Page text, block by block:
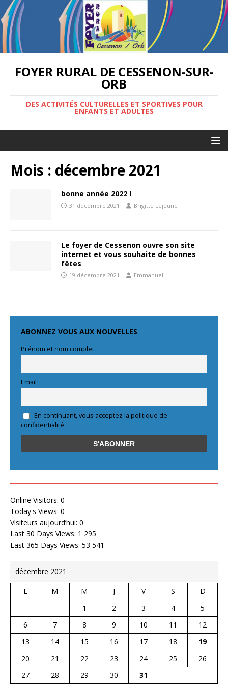
FOYER RURAL DE CESSENON-SUR-
ORB
DES ACTIVITÉS CULTURELLES ET SPORTIVES POUR
ENFANTS ET ADULTES
Mois : décembre 2021
bonne année 2022 !
31 décembre 2021 Brigitte Lejeune
Le foyer de Cessenon ouvre son site
internet et vous souhaite de bonnes
fêtes
19 décembre 2021 Emmanuel
ABONNEZ VOUS AUX NOUVELLES
Prénom et nom complet
Email
En continuant, vous acceptez la politique de
confidentialité
Online Visitors: 0
Today's Views: 0
Visiteurs aujourd’hui: 0
Last 30 Days Views: 1 295
Last 365 Days Views: 53 541
décembre 2021
L M M J V S
D
1
2 3 4
5
6
7 8 9 10 11
12
13
14 15 16 17 18
19
20
21 22 23 24 25
26
27
28 29 30 31